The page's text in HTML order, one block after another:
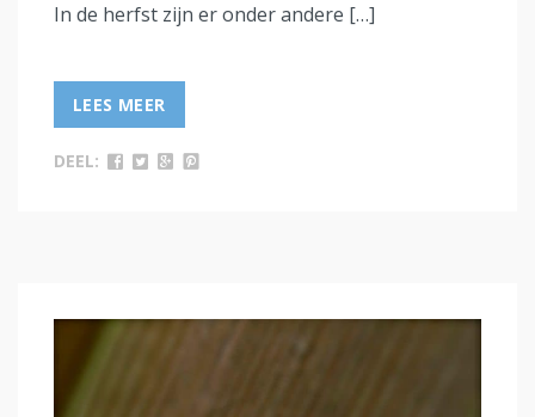
In de herfst zijn er onder andere […]
LEES MEER
DEEL: